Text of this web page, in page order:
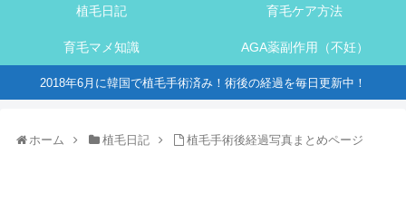
植毛日記 育毛ケア方法
育毛マメ知識 AGA薬副作用（不妊）
2018年6月に韓国で植毛手術済み！術後の経過を毎日更新中！
ホーム 植毛日記 植毛手術後経過写真まとめページ